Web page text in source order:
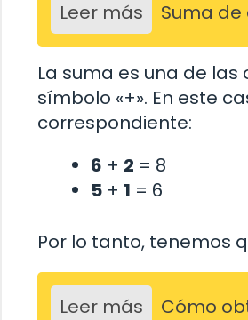
Leer más Suma
La suma es una de
símbolo «+». En este
correspondiente:
6 + 2 = 8
5 + 1 = 6
Por lo tanto, tenemos
Leer más Cómo